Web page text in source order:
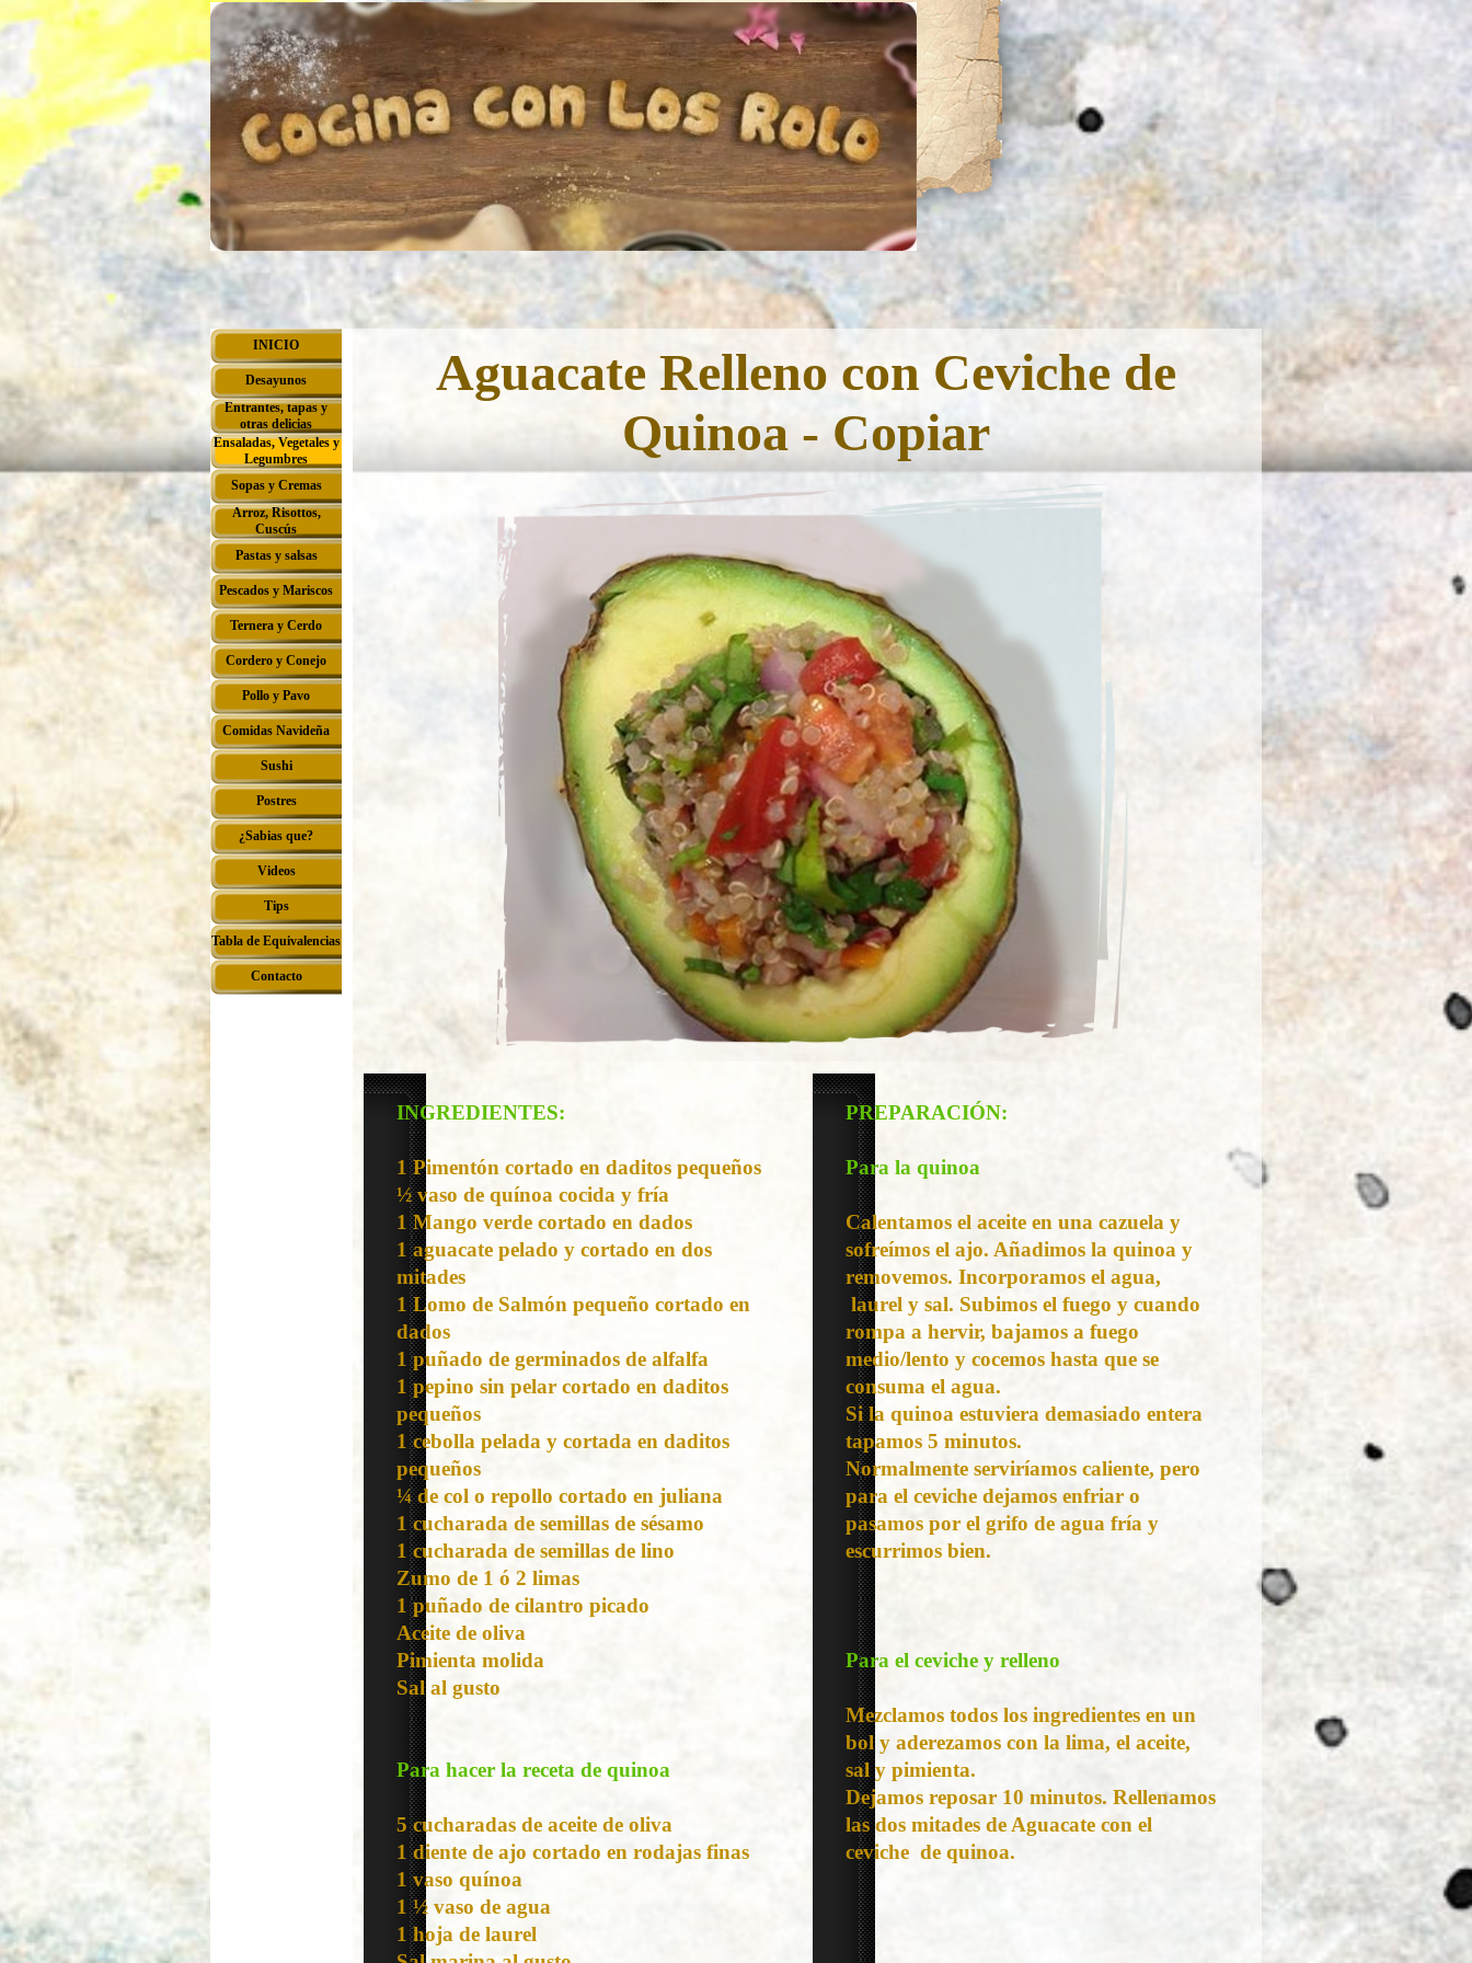
Vaya al Contenido
Saltar menú
INICIO
Desayunos
Entrantes, tapas y
otras delicias
Ensaladas, Vegetales y
Legumbres
Sopas y Cremas
Arroz, Risottos,
Cuscús
Pastas y salsas
Pescados y Mariscos
Ternera y Cerdo
Cordero y Conejo
Pollo y Pavo
Comidas Navideña
Sushi
Postres
¿Sabias que?
Videos
Tips
Tabla de Equivalencias
Contacto
Aguacate Relleno con Ceviche de
Quinoa - Copiar
INGREDIENTES:
1 Pimentón cortado en daditos pequeños
½ vaso de quínoa cocida y fría
1 Mango verde cortado en dados
1 aguacate pelado y cortado en dos
mitades
1 Lomo de Salmón pequeño cortado en
dados
1 puñado de germinados de alfalfa
1 pepino sin pelar cortado en daditos
pequeños
1 cebolla pelada y cortada en daditos
pequeños
¼ de col o repollo cortado en juliana
1 cucharada de semillas de sésamo
1 cucharada de semillas de lino
Zumo de 1 ó 2 limas
1 puñado de cilantro picado
Aceite de oliva
Pimienta molida
Sal al gusto
Para hacer la receta de quinoa
5 cucharadas de aceite de oliva
1 diente de ajo cortado en rodajas finas
1 vaso quínoa
1 ½ vaso de agua
1 hoja de laurel
PREPARACIÓN:
Para la quinoa
Calentamos el aceite en una cazuela y
sofreímos el ajo. Añadimos la quinoa y
removemos. Incorporamos el agua,
laurel y sal. Subimos el fuego y cuando
rompa a hervir, bajamos a fuego
medio/lento y cocemos hasta que se
consuma el agua.
Si la quinoa estuviera demasiado entera
tapamos 5 minutos.
Normalmente serviríamos caliente, pero
para el ceviche dejamos enfriar o
pasamos por el grifo de agua fría y
escurrimos bien.
Para el ceviche y relleno
Mezclamos todos los ingredientes en un
bol y aderezamos con la lima, el aceite,
sal y pimienta.
Dejamos reposar 10 minutos. Rellenamos
las dos mitades de Aguacate con el
ceviche de quinoa.